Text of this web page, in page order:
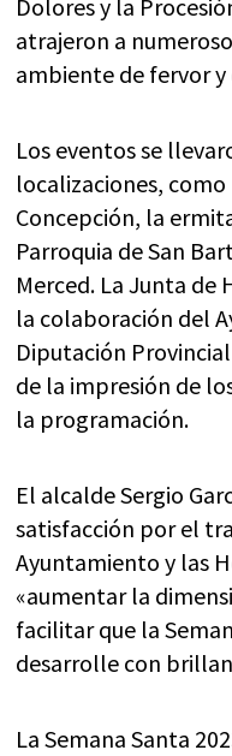
Dolores y la
atrajeron a
ambiente de fervor y
Los eventos se
localizaciones,
Concepción, la
Parroquia de San
Merced. La Junta de
la colaboración del
Diputación
de la impresión de
la programación.
El alcalde Sergio
satisfacción por el
Ayuntamiento y las
«aumentar la
facilitar que la
desarrolle con
La Semana Santa